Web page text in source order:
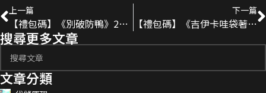
上一篇
【禮包碼】《別破防鴨》2025最新序號分享！
下一篇
【禮包碼】《吉伊卡哇袋著走》2025最新序號分享！
搜尋更多文章
文章分類